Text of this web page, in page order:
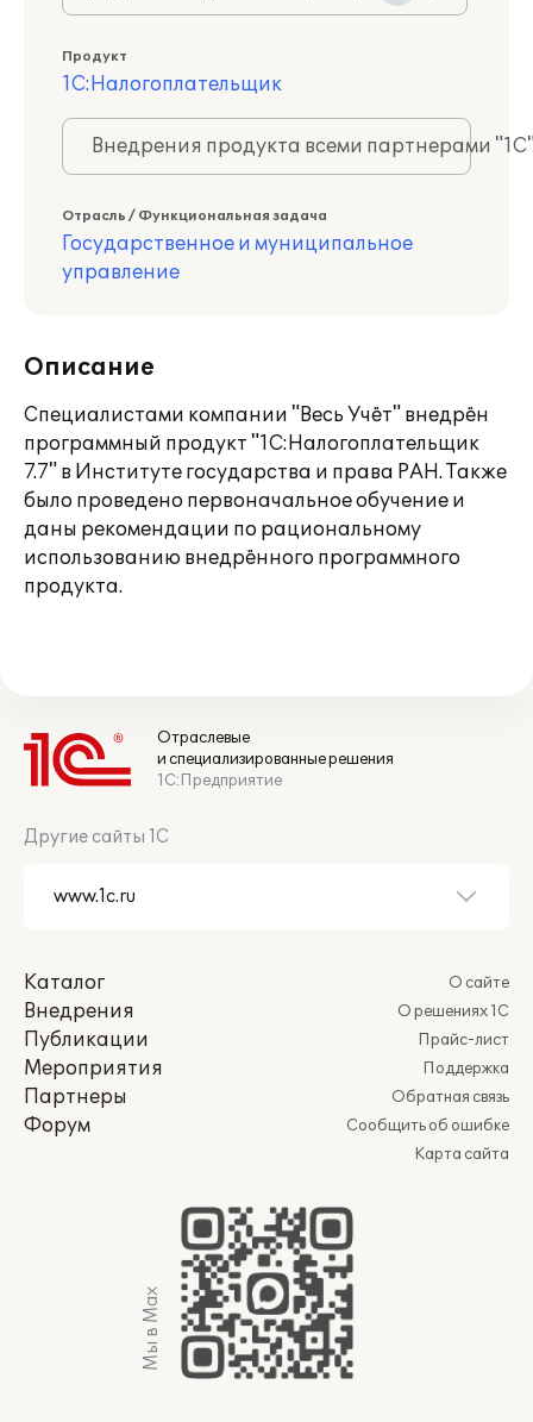
Продукт
1С:Налогоплательщик
Внедрения продукта всеми партнерами
Отрасль / Функциональная задача
Государственное и муниципальное
управление
Описание
Специалистами компании "Весь Учёт" внедрён
программный продукт "1С:Налогоплательщик
7.7" в Институте государства и права РАН. Также
было проведено первоначальное обучение и
даны рекомендации по рациональному
использованию внедрённого программного
продукта.
Отраслевые
и специализированные решения
1С:Предприятие
Другие сайты 1С
Каталог
Внедрения
Публикации
Мероприятия
Партнеры
Форум
О сайте
О решениях 1С
Прайс-лист
Поддержка
Обратная связь
Сообщить об ошибке
Карта сайта
Мы в Max